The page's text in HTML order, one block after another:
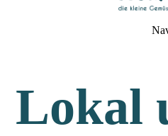
Lokal